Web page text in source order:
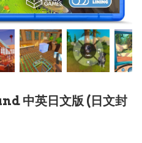
中英日文版 (日文封